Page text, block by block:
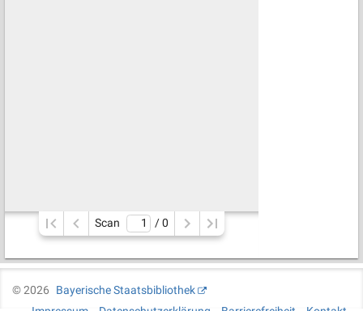
Scan / 0
©2026
Bayerische Staatsbibliothek